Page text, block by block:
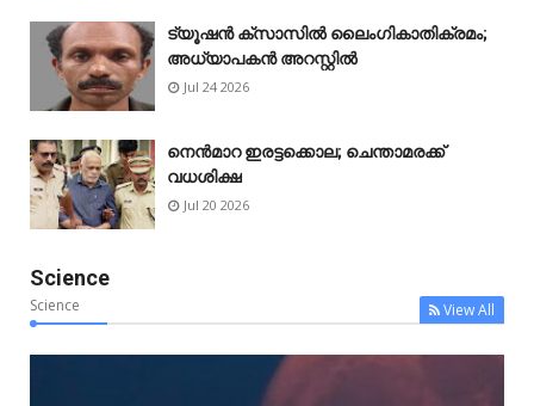
ട്യൂഷൻ ക്സാസിൽ ലൈംഗികാതിക്രമം;
അധ്യാപകൻ അറസ്റ്റിൽ
Jul 24 2026
നെൻമാറ ഇരട്ടക്കൊല; ചെന്താമരക്ക്
വധശിക്ഷ
Jul 20 2026
Science
Science View All